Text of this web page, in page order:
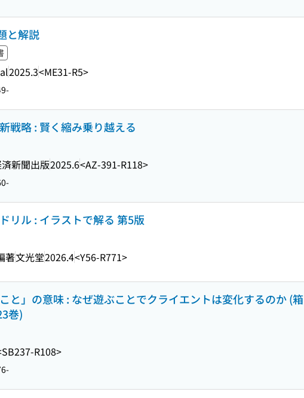
と解説
2025.3<ME31-R5>
戦略 : 賢く縮み乗り越える
新聞出版2025.6<AZ-391-R118>
リル : イラストで解る 第5版
著文光堂2026.4<Y56-R771>
と」の意味 : なぜ遊ぶことでクライエントは変化するのか (箱
巻)
R108>